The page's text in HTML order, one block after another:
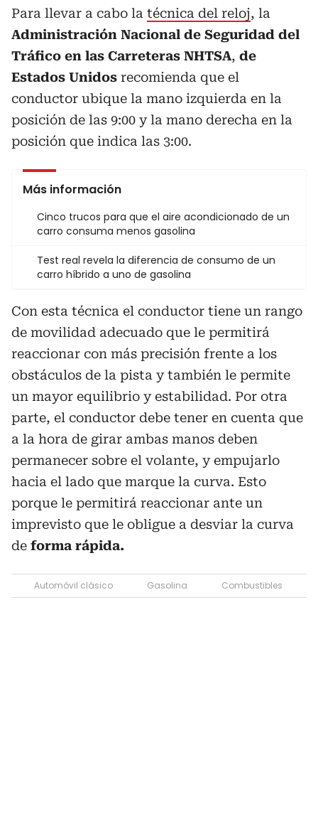
Para llevar a cabo la técnica del reloj, la
Administración Nacional de Seguridad del
Tráfico en las Carreteras NHTSA, de
Estados Unidos recomienda que el
conductor ubique la mano izquierda en la
posición de las 9:00 y la mano derecha en la
posición que indica las 3:00.
Más información
Cinco trucos para que el aire acondicionado de un
carro consuma menos gasolina
Test real revela la diferencia de consumo de un
carro híbrido a uno de gasolina
Con esta técnica el conductor tiene un rango
de movilidad adecuado que le permitirá
reaccionar con más precisión frente a los
obstáculos de la pista y también le permite
un mayor equilibrio y estabilidad. Por otra
parte, el conductor debe tener en cuenta que
a la hora de girar ambas manos deben
permanecer sobre el volante, y empujarlo
hacia el lado que marque la curva. Esto
porque le permitirá reaccionar ante un
imprevisto que le obligue a desviar la curva
de forma rápida.
Automóvil clásico Gasolina Combustibles